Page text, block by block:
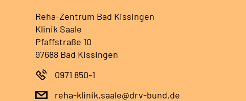
Reha-Zentrum Bad Kissingen
Klinik Saale
Pfaffstraße 10
97688 Bad Kissingen
0971 850-1
reha-klinik.saale@drv-bund.de